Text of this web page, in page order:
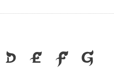
D E F G